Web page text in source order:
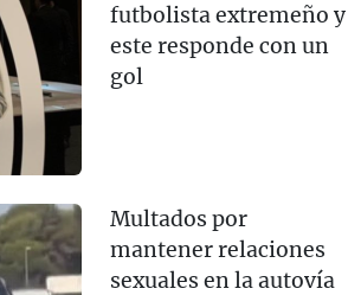
futbolista extremeño y
este responde con un
gol
Multados por
mantener relaciones
sexuales en la autovía